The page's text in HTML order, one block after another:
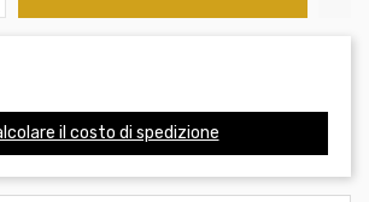
il costo di spedizione